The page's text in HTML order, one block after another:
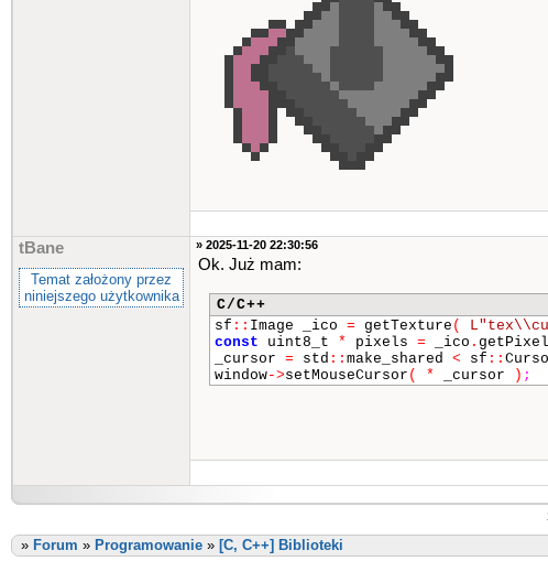
tBane
Temat założony przez
niniejszego użytkownika
» 2025-11-20 22:30:56
Ok. Już mam:
C/C++
sf :: Image _ico = getTexture (
const uint8_t * pixels = _ico .
_cursor = std :: make_shared < sf ::
window->setMouseCursor ( * _cursor ) ;
» Forum » Programowanie » [C, C++] Biblioteki